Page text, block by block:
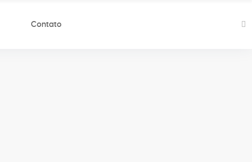
Contato